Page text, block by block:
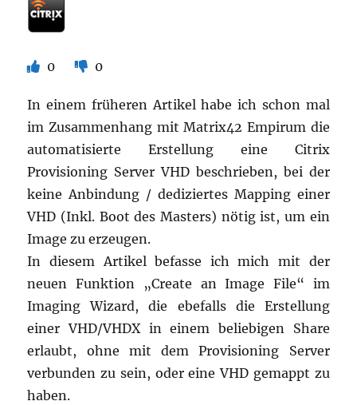
0 0
In einem früheren Artikel habe ich schon mal
im Zusammenhang mit Matrix42 Empirum die
automatisierte Erstellung eine Citrix
Provisioning Server VHD beschrieben, bei der
keine Anbindung / dediziertes Mapping einer
VHD (Inkl. Boot des Masters) nötig ist, um ein
Image zu erzeugen.
In diesem Artikel befasse ich mich mit der
neuen Funktion „Create an Image File“ im
Imaging Wizard, die ebefalls die Erstellung
einer VHD/VHDX in einem beliebigen Share
erlaubt, ohne mit dem Provisioning Server
verbunden zu sein, oder eine VHD gemappt zu
haben.